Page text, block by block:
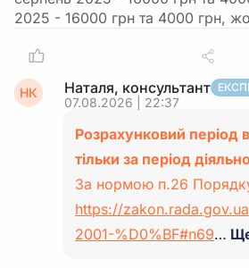
2025 - 16000 грн та 4000 грн,
НК Наталя, консультант
07.08.2026 | 22:37
Розрахунковий період
тільки за період
За нормою п.26
https://
2001-%D0%BF#n69…